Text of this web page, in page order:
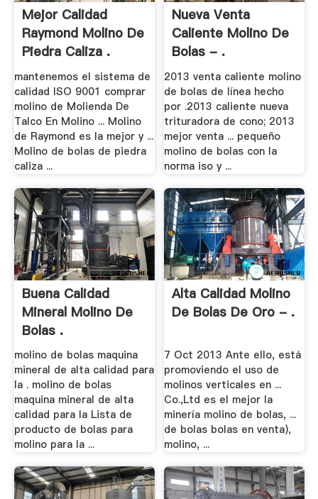
Mejor Calidad
Raymond Molino De
Piedra Caliza .
mantenemos el sistema de
calidad ISO 9001 comprar
molino de Molienda De
Talco En Molino ... Molino
de Raymond es la mejor y ...
Molino de bolas de piedra
caliza ...
Nueva Venta
Caliente Molino De
Bolas - .
2013 venta caliente molino
de bolas de línea hecho
por .2013 caliente nueva
trituradora de cono; 2013
mejor venta ... pequeño
molino de bolas con la
norma iso y ...
Buena Calidad
Mineral Molino De
Bolas .
molino de bolas maquina
mineral de alta calidad para
la . molino de bolas
maquina mineral de alta
calidad para la Lista de
producto de bolas para
molino para la ...
Alta Calidad Molino
De Bolas De Oro - .
7 Oct 2013 Ante ello, está
promoviendo el uso de
molinos verticales en ...
Co.,Ltd es el mejor la
minería molino de bolas, ...
de bolas bolas en venta),
molino, ...